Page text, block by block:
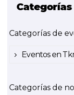
Categorías
Categorías de
Eventos en
Categorías de